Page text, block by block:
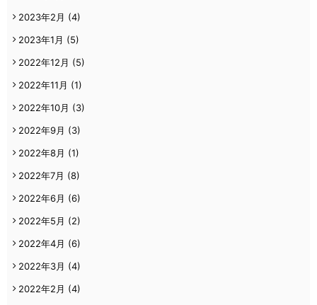
2023年2月 (4)
2023年1月 (5)
2022年12月 (5)
2022年11月 (1)
2022年10月 (3)
2022年9月 (3)
2022年8月 (1)
2022年7月 (8)
2022年6月 (6)
2022年5月 (2)
2022年4月 (6)
2022年3月 (4)
2022年2月 (4)